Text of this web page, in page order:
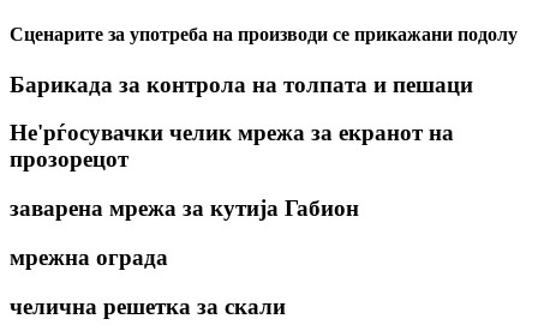
Сценарите за употреба на производи се прикажани подолу
Барикада за контрола на толпата и пешаци
Не'рѓосувачки челик мрежа за екранот на
прозорецот
заварена мрежа за кутија Габион
мрежна ограда
челична решетка за скали